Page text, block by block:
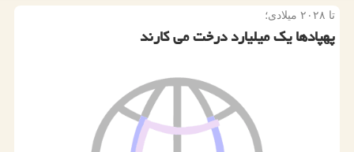
تا ۲۰۲۸ میلادی؛
پهپادها یك میلیارد درخت می كارند